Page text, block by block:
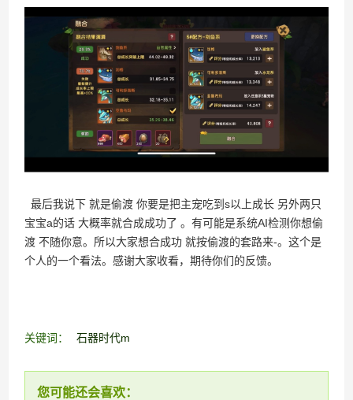
最后我说下 就是偷渡 你要是把主宠吃到s以上成长 另外两只
宝宝a的话 大概率就合成成功了 。有可能是系统AI检测你想偷
渡 不随你意。所以大家想合成功 就按偷渡的套路来-。这个是
个人的一个看法。感谢大家收看，期待你们的反馈。
关键词： 石器时代m
您可能还会喜欢：